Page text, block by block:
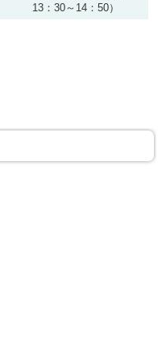
13：30～14：50）